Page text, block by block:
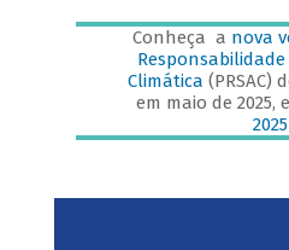
Conheça a nova
Climática (PRSAC)
em maio de 2025,